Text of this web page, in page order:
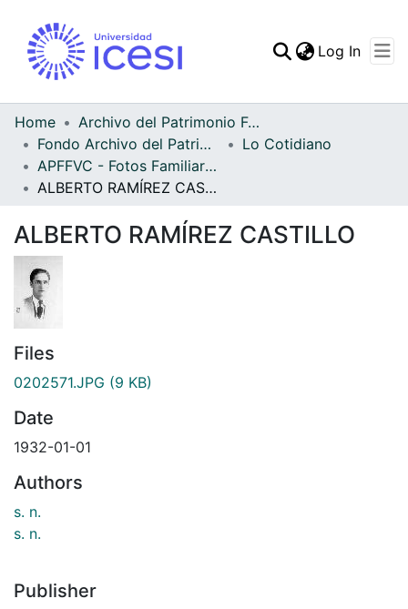
Statistics
Log In
Home
Archivo del Patrimonio Fotográfico y Fílmico del Valle del Cauca
Fondo Archivo del Patrimonio Fotográfico y Fílmico del Valle del Cauca
Lo Cotidiano
APFFVC - Fotos Familiares - Patrimonial
ALBERTO RAMÍREZ CASTILLO
ALBERTO RAMÍREZ CASTILLO
Files
0202571.JPG (9 KB)
Date
1932-01-01
Authors
s. n.
s. n.
Publisher